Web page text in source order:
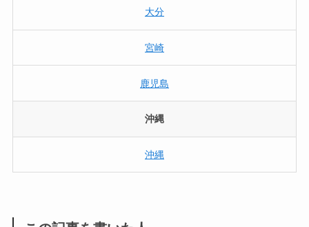
大分
宮崎
鹿児島
沖縄
沖縄